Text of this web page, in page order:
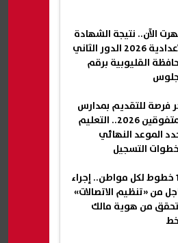
الآن.. نتيجة الشهادة
الإعدادية 2026 الدور الثاني
القليوبية برقم
فرصة للتقديم بمدارس
المتفوقين 2026.. التعليم
الموعد النهائي
التسجيل
10 خطوط لكل مواطن.. إجراء
من «تنظيم الاتصالات»
من هوية مالك